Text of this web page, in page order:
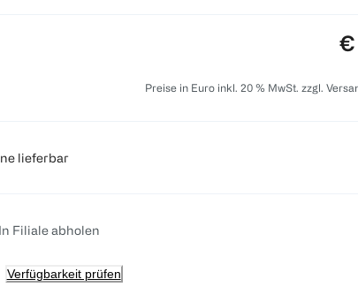
€
Preise in Euro inkl. 20 % MwSt. zzgl.
lieferbar
In Filiale abholen
Verfügbarkeit prüfen